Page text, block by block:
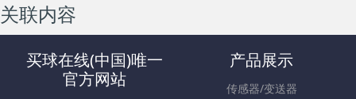
关联内容
买球在线(中国)唯一
官方网站
产品展示
传感器/变送器